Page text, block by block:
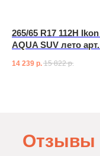
265/65 R17 112H
AQUA SUV лето
14 239 р. 15 822 р.
Отзывы